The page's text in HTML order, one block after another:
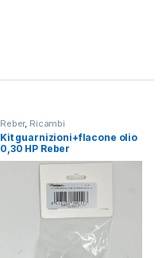
Reber, Ricambi
Kit guarnizioni+flacone olio
0,30 HP Reber